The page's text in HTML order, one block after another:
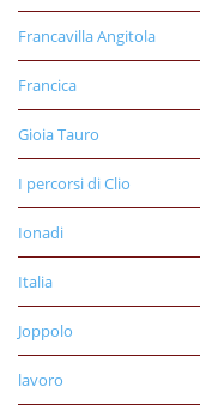
Francavilla Angitola
Francica
Gioia Tauro
I percorsi di Clio
Ionadi
Italia
Joppolo
lavoro